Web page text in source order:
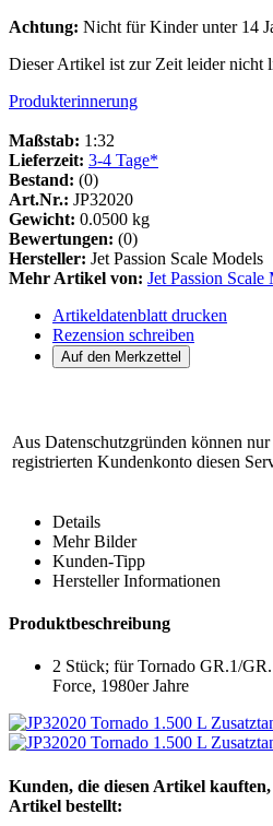
Achtung: Nicht für Kinder unter 14
Dieser Artikel ist zur Zeit leider nicht
Produkterinnerung
Maßstab: 1:32
Lieferzeit: 3-4 Tage*
Bestand: (0)
Art.Nr.: JP32020
Gewicht: 0.0500 kg
Bewertungen: (0)
Hersteller: Jet Passion Scale Models
Mehr Artikel von: Jet Passion Scale
Artikeldatenblatt drucken
Rezension schreiben
Aus Datenschutzgründen können
registrierten Kundenkonto diesen
Details
Mehr Bilder
Kunden-Tipp
Hersteller Informationen
Produktbeschreibung
2 Stück; für Tornado GR.1/
Force, 1980er Jahre
Kunden, die diesen Artikel
Artikel bestellt: